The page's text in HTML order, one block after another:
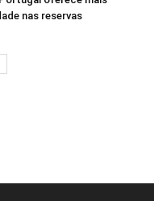
nas reservas